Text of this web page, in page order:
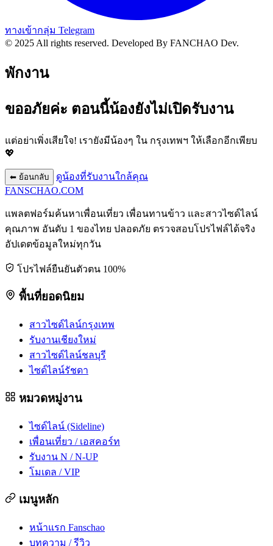
ทางเข้ากลุ่ม Telegram
© 2025 All rights reserved. Developed By FANCHAO Dev.
พักงาน
ขออภัยค่ะ ตอนนี้น้องยังไม่เปิดรับงาน
แต่อย่าเพิ่งเสียใจ! เรายังมีน้องๆ ใน กรุงเทพฯ ให้เลือกอีกเพียบ
💖
⬅ ย้อนกลับ
ดูน้องที่รับงานใกล้คุณ
FANSCHAO.COM
แพลตฟอร์มค้นหาเพื่อนเที่ยว เพื่อนทานข้าว และสาวไซด์ไลน์
คุณภาพ อันดับ 1 ของไทย ปลอดภัย ตรวจสอบโปรไฟล์ได้จริง
อัปเดตข้อมูลใหม่ทุกวัน
โปรไฟล์ยืนยันตัวตน 100%
พื้นที่ยอดนิยม
สาวไซด์ไลน์กรุงเทพ
รับงานเชียงใหม่
สาวไซด์ไลน์ชลบุรี
ไซด์ไลน์รัชดา
หมวดหมู่งาน
ไซด์ไลน์ (Sideline)
เพื่อนเที่ยว / เอสคอร์ท
รับงาน N / N-UP
โมเดล / VIP
เมนูหลัก
หน้าแรก Fanschao
บทความ / รีวิว